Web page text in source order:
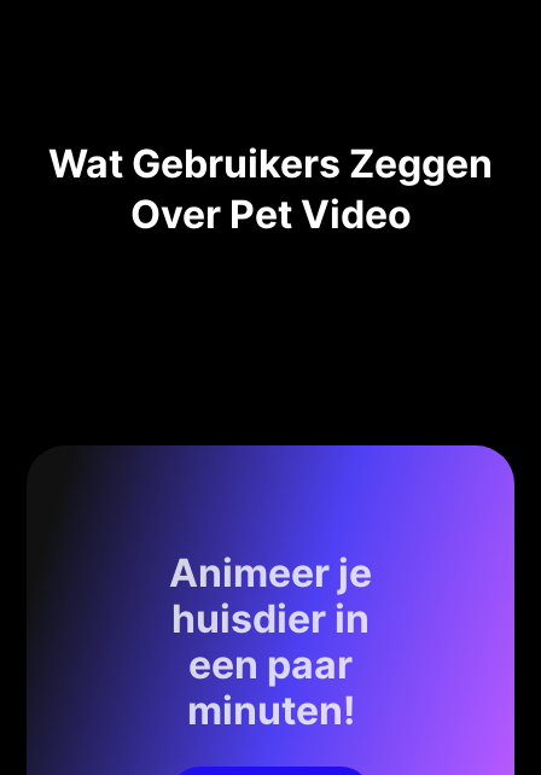
Wat Gebruikers Zeggen
Over Pet Video
Animeer je
huisdier in
een paar
minuten!